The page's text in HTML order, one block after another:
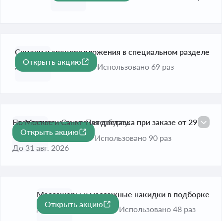
Скидки и спецпредложения в специальном разделе
До 31 дек. 2026
Открыть акцию
Использовано 69 раз
Бесплатная курьерская доставка при заказе от 29
990 рублей
До 31 авг. 2026
По Москве и Санкт-Петербургу.
Открыть акцию
Использовано 90 раз
Массажеры и массажные накидки в подборке
До 31 дек. 2026
Открыть акцию
Использовано 48 раз